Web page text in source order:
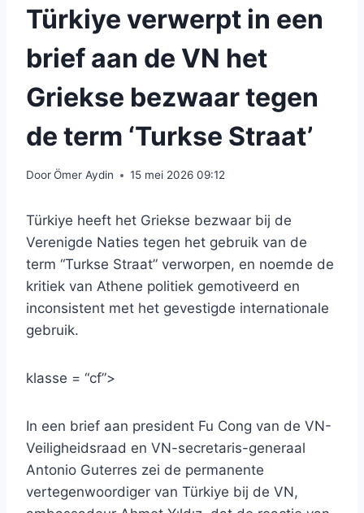
Türkiye verwerpt in een
brief aan de VN het
Griekse bezwaar tegen
de term ‘Turkse Straat’
DoorÖmer Aydin 15 mei 2026 09:12
Türkiye heeft het Griekse bezwaar bij de
Verenigde Naties tegen het gebruik van de
term “Turkse Straat” verworpen, en noemde de
kritiek van Athene politiek gemotiveerd en
inconsistent met het gevestigde internationale
gebruik.
klasse = “cf”>
In een brief aan president Fu Cong van de VN-
Veiligheidsraad en VN-secretaris-generaal
Antonio Guterres zei de permanente
vertegenwoordiger van Türkiye bij de VN,